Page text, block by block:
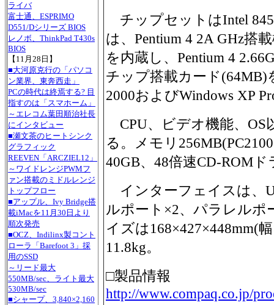
ライバ
富士通、ESPRIMO
D551/Dシリーズ BIOS
レノボ、ThinkPad T430s
BIOS
【11月28日】
■大河原克行の「パソコ
ン業界、東奔西走」
PCの時代は終焉する? 目
指すのは「スマホーム」
～エレコム葉田順治社長
にインタビュー
■瀬文茶のヒートシンク
グラフィック
REEVEN「ARCZIEL12」
～ワイドレンジPWMフ
ァン搭載のミドルレンジ
トップフロー
■アップル、Ivy Bridge搭
載iMacを11月30日より
順次発売
■OCZ、Indilinx製コント
ローラ「Barefoot 3」採
用のSSD
～リード最大
550MB/sec、ライト最大
530MB/sec
■シャープ、3,840×2,160
チップセットはIntel
は、Pentium 4 2A GHz搭
を内蔵し、Pentium 4
チップ搭載カード(64MB)
2000およびWindows XP
CPU、ビデオ機能、OS
る。メモリ
40GB、48倍速CD-ROM
インターフェイスは、
ルポート×2、パラレルポ
イズは168×427×448mm(
11.8kg。
□製品情報
http://www.compaq.co.jp/